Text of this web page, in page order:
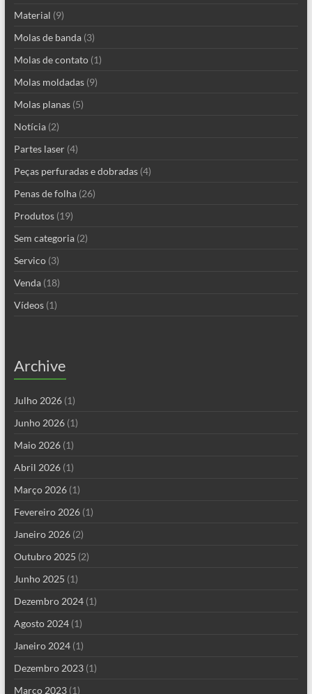
Material (9)
Molas de banda(3)
Molas de contato(1)
Molas moldadas(9)
Molas planas(5)
Notícia(2)
Partes laser(4)
Peças perfuradas e dobradas(4)
Penas de folha(26)
Produtos(19)
Sem categoria(2)
Servico(3)
Venda(18)
Vídeos(1)
Archive
Julho 2026(1)
Junho 2026(1)
Maio 2026(1)
Abril 2026(1)
Março 2026(1)
Fevereiro 2026(1)
Janeiro 2026(2)
Outubro 2025 (2)
Junho 2025 (1)
Dezembro 2024(1)
Agosto 2024(1)
Janeiro 2024(1)
Dezembro 2023(1)
Março 2023(1)